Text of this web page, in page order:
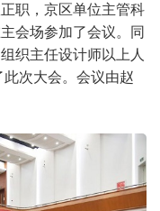
职，京区单位主管科
会场参加了会议。同
织主任设计师以上人
次大会。会议由赵